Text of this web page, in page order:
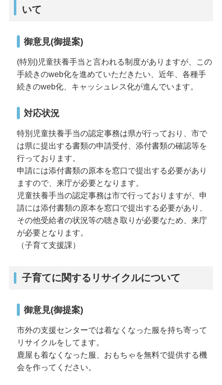
いて
御意見(御提案)
(特別)児童扶養手当と言われる制度がありますが、この
手続きのweb化を進めていただきたい、近年、各種手
続きのweb化、キャッシュレス化が進んでいます。
対応状況
特別児童扶養手当の認定事務は県が行っており、市で
は県に提出する書類の申請受付、添付書類の確認等を
行っております。
申請には添付書類の原本を窓口で提出する必要があり
ますので、来庁が必要となります。
児童扶養手当の認定事務は市で行っておりますが、申
請には添付書類の原本を窓口で提出する必要があり、
その他受給者の状況等の聴き取りが必要なため、来庁
が必要となります。
（子育て支援課）
子育てに関するリサイクルについて
御意見(御提案)
市外の支援センターでは着なくなった服を持ち寄って
リサイクルをしてます。
鹿屋も着なくなった服、おもちゃを無料で提供する機
会を作ってください。